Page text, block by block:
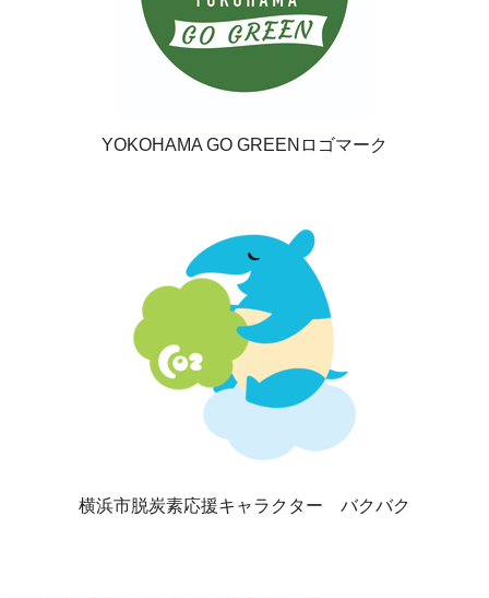
YOKOHAMA GO GREENロゴマーク
横浜市脱炭素応援キャラクター バクバク